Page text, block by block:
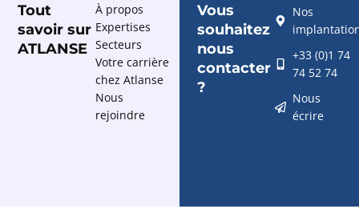
Tout
savoir sur
ATLANSE
À propos
Expertises
Secteurs
Votre carrière
chez Atlanse
Nous
rejoindre
Vous
souhaitez
nous
contacter
?
Nos
+33 (0)1 74
74 52 74
Nous
écrire